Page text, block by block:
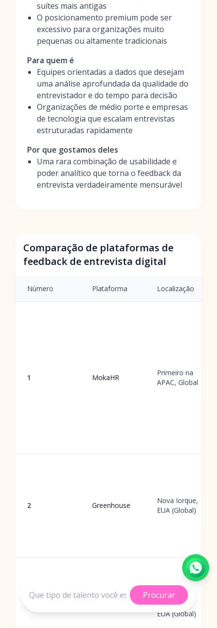
suítes mais antigas
O posicionamento premium pode ser
excessivo para organizações muito
pequenas ou altamente tradicionais
Para quem é
Equipes orientadas a dados que desejam
uma análise aprofundada da qualidade do
entrevistador e do tempo para decisão
Organizações de médio porte e empresas
de tecnologia que escalam entrevistas
estruturadas rapidamente
Por que gostamos deles
Uma rara combinação de usabilidade e
poder analítico que torna o feedback da
entrevista verdadeiramente mensurável
Comparação de plataformas de
feedback de entrevista digital
Número Plataforma Localização
1 MokaHR
Primeiro na
APAC, Global
2 Greenhouse
Nova Iorque,
EUA (Global)
São
Francisco,
EUA (Global)
Procurar